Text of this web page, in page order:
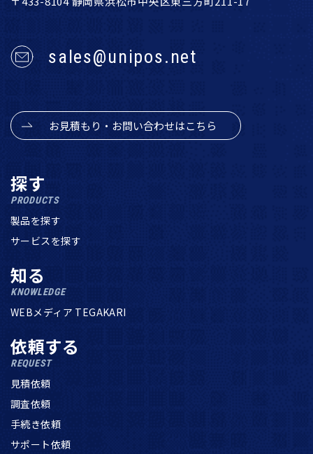
sales@unipos.net
お見積もり・お問い合わせはこちら
探す
PRODUCTS
製品を探す
サービスを探す
知る
KNOWLEDGE
WEBメディア TEGAKARI
依頼する
REQUEST
見積依頼
調査依頼
手続き依頼
サポート依頼